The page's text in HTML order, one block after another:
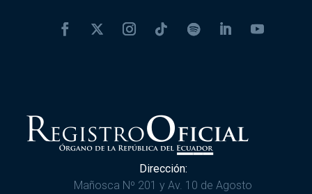
Dirección:
Mañosca Nº 201 y Av. 10 de Agosto